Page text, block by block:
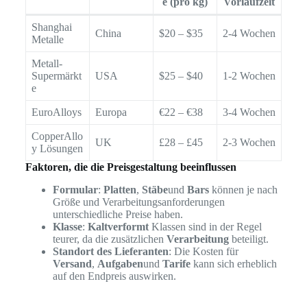
Shanghai
Metalle
China $20 – $35 2-4 Wochen
Metall-
Supermärkt
e
USA $25 – $40 1-2 Wochen
EuroAlloys Europa €22 – €38 3-4 Wochen
CopperAllo
y Lösungen
UK £28 – £45 2-3 Wochen
Faktoren, die die Preisgestaltung beeinflussen
Formular: Platten, Stäbeund Barskönnen je nach
Größe und Verarbeitungsanforderungen
unterschiedliche Preise haben.
Klasse: KaltverformtKlassen sind in der Regel
teurer, da die zusätzlichen Verarbeitungbeteiligt.
Standort des Lieferanten: Die Kosten für
Versand, Aufgabenund Tarifekann sich erheblich
auf den Endpreis auswirken.